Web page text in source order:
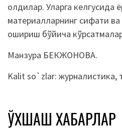
олдилар. Уларга келгусида
материалларнинг сифати
ошириш бўйича
Манзура БЕКЖОНОВА.
Kalit so`zlar: журналистика,
ЎХШАШ ХАБАРЛАР